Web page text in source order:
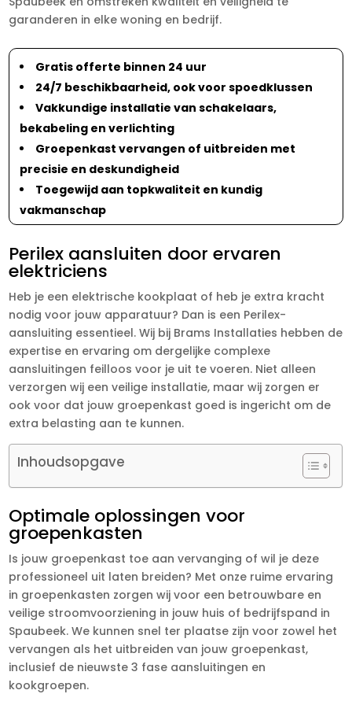
garanderen in elke woning en bedrijf.
Gratis offerte binnen 24 uur
24/7 beschikbaarheid, ook voor spoedklussen
Vakkundige installatie van schakelaars,
bekabeling en verlichting
Groepenkast vervangen of uitbreiden met
precisie en deskundigheid
Toegewijd aan topkwaliteit en kundig
vakmanschap
Perilex aansluiten door ervaren
elektriciens
Heb je een elektrische kookplaat of heb je extra kracht
nodig voor jouw apparatuur? Dan is een Perilex-
aansluiting essentieel. Wij bij Brams Installaties hebben de
expertise en ervaring om dergelijke complexe
aansluitingen feilloos voor je uit te voeren. Niet alleen
verzorgen wij een veilige installatie, maar wij zorgen er
ook voor dat jouw groepenkast goed is ingericht om de
extra belasting aan te kunnen.
Inhoudsopgave
Optimale oplossingen voor
groepenkasten
Is jouw groepenkast toe aan vervanging of wil je deze
professioneel uit laten breiden? Met onze ruime ervaring
in groepenkasten zorgen wij voor een betrouwbare en
veilige stroomvoorziening in jouw huis of bedrijfspand in
Spaubeek. We kunnen snel ter plaatse zijn voor zowel het
vervangen als het uitbreiden van jouw groepenkast,
inclusief de nieuwste 3 fase aansluitingen en
kookgroepen.